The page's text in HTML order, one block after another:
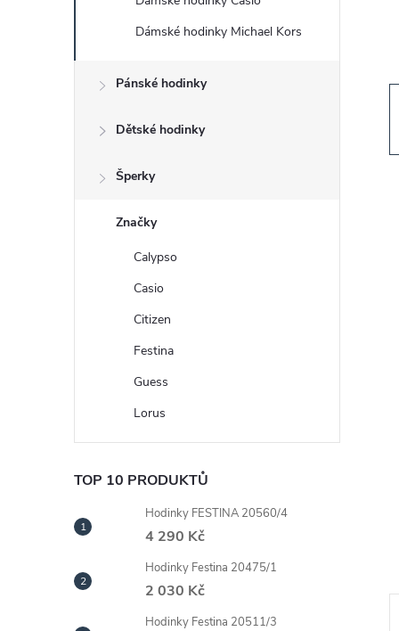
n
Dámské hodinky Michael Kors
Pánské hodinky
Dětské hodinky
Šperky
Značky
Calypso
Casio
Citizen
Festina
Guess
Lorus
TOP 10 PRODUKTŮ
Hodinky FESTINA 20560/4
4 290 Kč
Hodinky Festina 20475/1
2 030 Kč
Hodinky Festina 20511/3